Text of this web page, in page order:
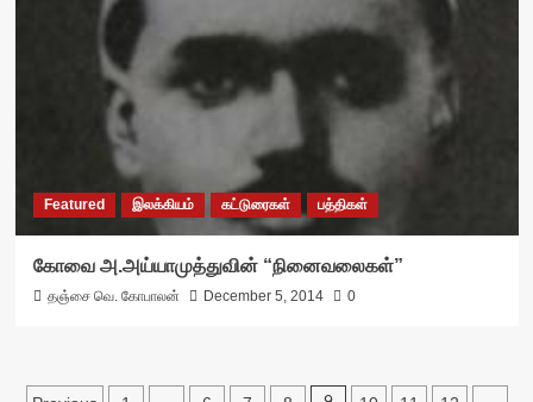
Featured இலக்கியம் கட்டுரைகள் பத்திகள்
கோவை அ.அய்யாமுத்துவின் “நினைவலைகள்”
தஞ்சை வெ. கோபாலன் December 5, 2014 0